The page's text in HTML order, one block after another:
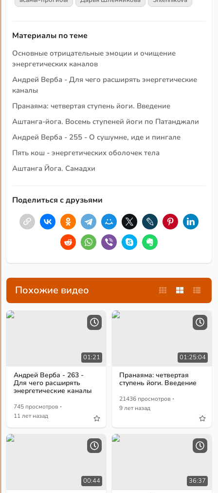
Материалы по теме
Основные отрицательные эмоции и очищение
энергетических каналов
Андрей Верба - Для чего расширять энергетические
каналы
Пранаяма: четвертая ступень йоги. Введение
Аштанга-йога. Восемь ступеней йоги по Патанджали
Андрей Верба - 255 - О сушумне, иде и пингале
Пять кош - энергетических оболочек тела
Аштанга Йога. Самадхи
Поделиться с друзьями
Похожие видео
01:21
Андрей Верба - 263 -
Для чего расширять
энергетические каналы
745 просмотров ·
11 лет назад
01:25:04
Пранаяма: четвертая
ступень йоги. Введение
21436 просмотров ·
9 лет назад
00:44 36:37